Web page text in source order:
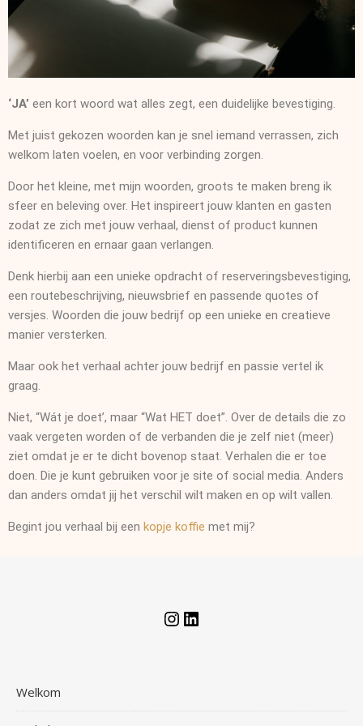
‘JA’ een kort woord wat alles zegt, een duidelijke bevestiging.
Met juist gekozen woorden kan je snel iemand verrassen, zich
welkom laten voelen, en voor verbinding zorgen.
Door het kleine, met mijn woorden, groots te maken breng ik
sfeer en beleving over. Het inspireert jouw klanten en gasten
zodat ze zich met jouw verhaal, dienst of product kunnen
identificeren en ernaar gaan verlangen.
Denk hierbij aan een unieke opdracht of reserveringsbevestiging,
een routebeschrijving, nieuwsbrief en passende quotes of
versjes. Woorden die jouw bedrijf op een unieke en creatieve
manier versterken.
Maar ook het verhaal achter jouw bedrijf en passie vertel ik
graag.
Niet, “Wát je doet’, maar “Wat HET doet”. Over de details die zo
vaak vergeten worden of de verbanden die je zelf niet (meer)
ziet omdat je er te dicht bovenop staat. Verhalen die er toe
doen. Die je kunt gebruiken voor je site of social media. Anders
dan anders omdat jij het verschil wilt maken en op wilt vallen.
Begint jou verhaal bij een kopje koffie met mij?
Welkom